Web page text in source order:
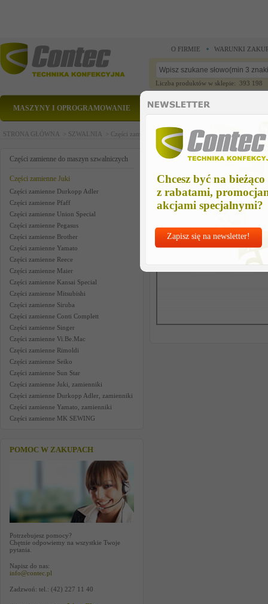
Chcesz być na bieżąco
z rabatami,
akcjami specjalnymi?
Zapisz się na newsletter!
O FIRMIE WARUNKI
Liczba produktów w sklepie: 393 198
MASZYNY I OPROGRAMOWANIE CZĘŚCI ZAMIENNE
STRONA GŁÓWNA > SZWALNIA > Części zamienne do maszyn szwalniczych >Części
Części zamienne do maszyn szwalniczych
Części zamienne Juki
Części zamienne Durkopp Adler
Części zamienne Pfaff
Części zamienne Union Special
Części zamienne Pegasus
Części zamienne Brother
Części zamienne Yamato
Części zamienne Reece
Części zamienne Maier
Części zamienne Kansai Special
Części zamienne Mitsubishi
Części zamienne Siruba
Części zamienne Conti Complett
Części zamienne Singer
Części zamienne Vi.Be.Mac
Części zamienne Rimoldi
Części zamienne Seiko
Części zamienne Sun Star
Części zamienne Juki, zamienniki
Części zamienne Durkopp Adler, zamienniki
Części zamienne Yamato, zamienniki
Części zamienne MK SEWING
POMOC W ZAKUPACH
Potrzebujesz pomocy?
Chętnie odpowiemy na wszystkie Twoje
pytania.
Napisz do nas:
info@contec.pl
Zadzwoń: tel.: (42) 227 11 40
capacitor (0.01mf) (630v)